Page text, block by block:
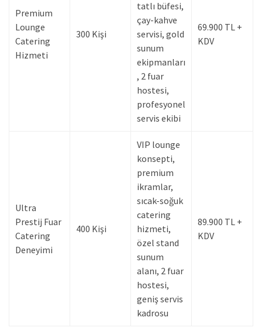
Premium
Lounge
Catering
Hizmeti
300 Kişi
tatlı büfesi,
çay-kahve
servisi, gold
sunum
ekipmanları
, 2 fuar
hostesi,
profesyonel
servis ekibi
69.900 TL +
KDV
Ultra
Prestij Fuar
Catering
Deneyimi
400 Kişi
VIP lounge
konsepti,
premium
ikramlar,
sıcak-soğuk
catering
hizmeti,
özel stand
sunum
alanı, 2 fuar
hostesi,
geniş servis
kadrosu
89.900 TL +
KDV